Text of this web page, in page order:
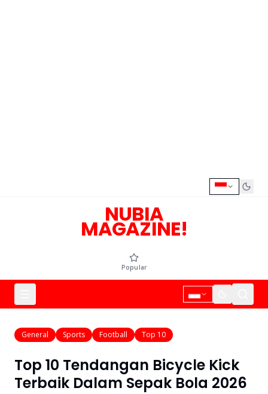
NUBIA
MAGAZINE!
Popular
General Sports Football Top 10
Top 10 Tendangan Bicycle Kick
Terbaik Dalam Sepak Bola 2026